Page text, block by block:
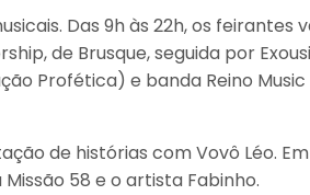
Das 9h às 22h, os feirantes
de Brusque, seguida por
Profética) e banda Reino Music
de histórias com Vovô Léo. Em
58 e o artista Fabinho.